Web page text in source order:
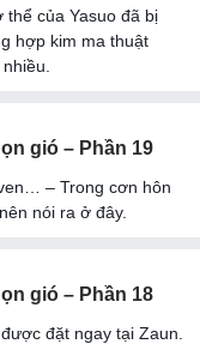
của Yasuo đã bị
hợp kim ma thuật
gió – Phần 19
– Trong cơn hôn
nói ra ở đây.
gió – Phần 18
đặt ngay tại Zaun.